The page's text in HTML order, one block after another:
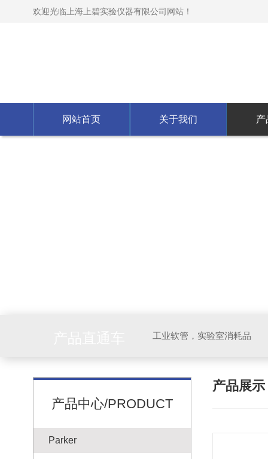
欢迎光临上海上碧实验仪器有限公司网站！
网站首页 关于我们 产
工业软管，实验室消耗品
产品中心/PRODUCT
Parker
产品展示